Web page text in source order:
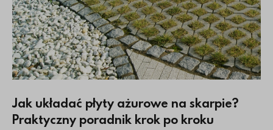
Jak układać płyty ażurowe na skarpie?
Praktyczny poradnik krok po kroku